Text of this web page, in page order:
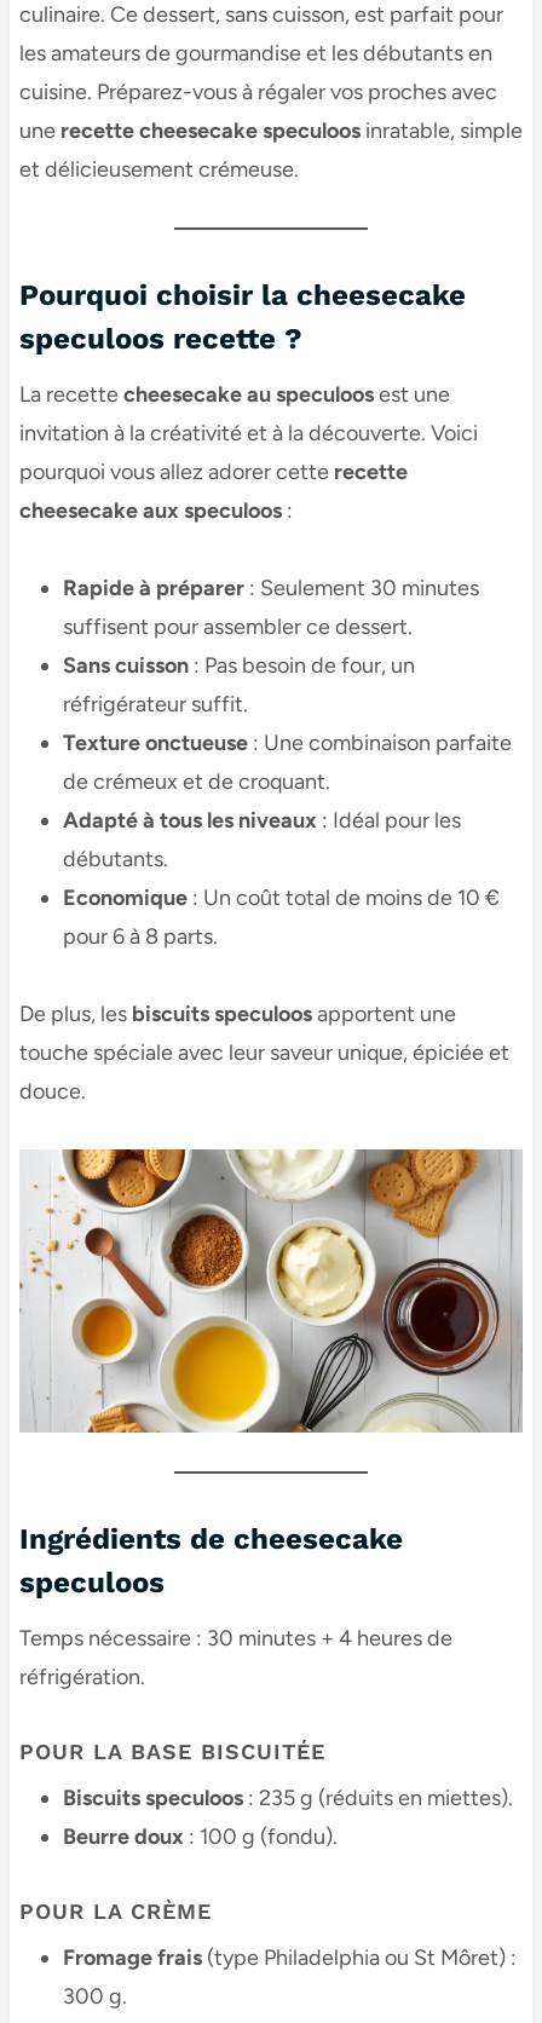
culinaire. Ce dessert, sans cuisson, est parfait pour
les amateurs de gourmandise et les débutants en
cuisine. Préparez-vous à régaler vos proches avec
une recette cheesecake speculoos​inratable, simple
et délicieusement crémeuse.
Pourquoi choisir la cheesecake
speculoos recette​ ?
La recettecheesecake au speculoos​​est une
invitation à la créativité et à la découverte. Voici
pourquoi vous allez adorer cette recette
cheesecake aux speculoos​:
Rapide à préparer: Seulement 30 minutes
suffisent pour assembler ce dessert.
Sans cuisson: Pas besoin de four, un
réfrigérateur suffit.
Texture onctueuse: Une combinaison parfaite
de crémeux et de croquant.
Adapté à tous les niveaux: Idéal pour les
débutants.
Economique: Un coût total de moins de 10 €
pour 6 à 8 parts.
De plus, les biscuits speculoosapportent une
touche spéciale avec leur saveur unique, épiciée et
douce.
Ingrédients de cheesecake
speculoos​
Temps nécessaire : 30 minutes + 4 heures de
réfrigération.
POUR LA BASE BISCUITÉE
Biscuits speculoos: 235 g (réduits en miettes).
Beurre doux: 100 g (fondu).
POUR LA CRÈME
Fromage frais(type Philadelphia ou St Môret) :
300 g.